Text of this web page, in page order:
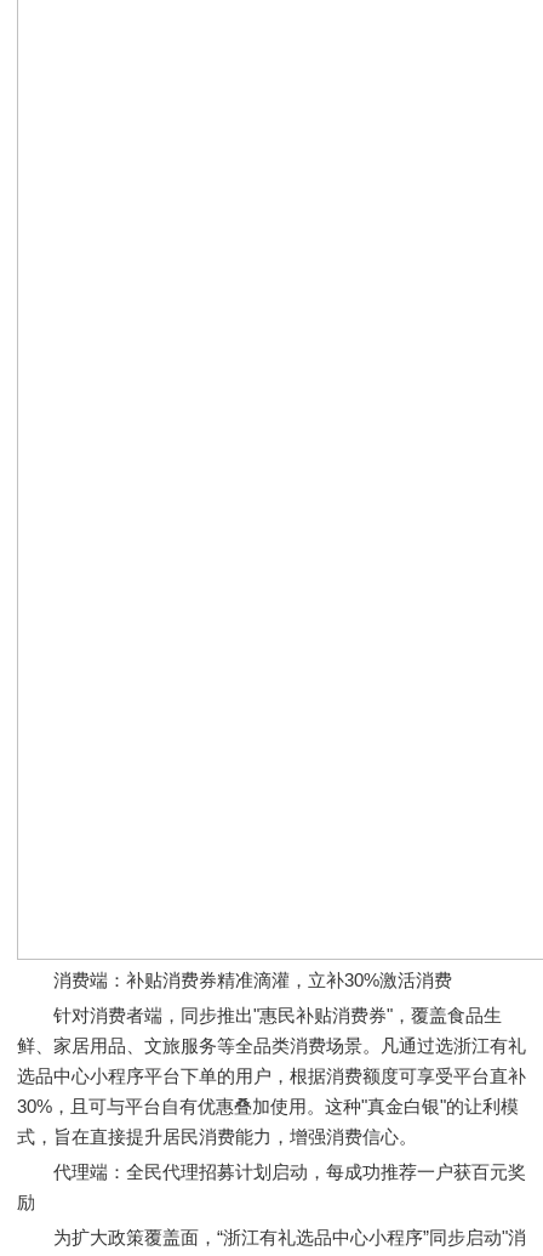
消费端：补贴消费券精准滴灌，立补30%激活消费
针对消费者端，同步推出"惠民补贴消费券"，覆盖食品生
鲜、家居用品、文旅服务等全品类消费场景。凡通过选浙江有礼
选品中心小程序平台下单的用户，根据消费额度可享受平台直补
30%，且可与平台自有优惠叠加使用。这种"真金白银"的让利模
式，旨在直接提升居民消费能力，增强消费信心。
代理端：全民代理招募计划启动，每成功推荐一户获百元奖
励
为扩大政策覆盖面，“浙江有礼选品中心小程序”同步启动"消